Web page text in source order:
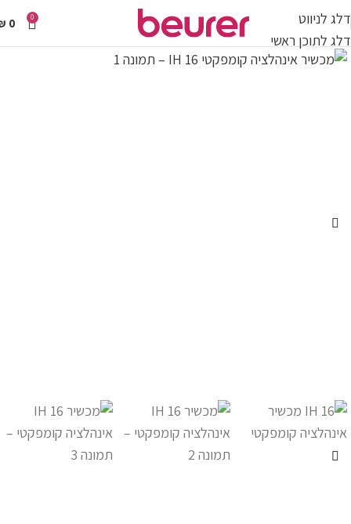
דלג לניווט
דלג לתוכן ראשי
0
0